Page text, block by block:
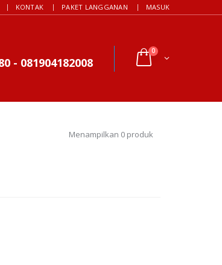
KONTAK PAKET LANGGANAN MASUK
- 081904182008
0
Menampilkan 0 produk